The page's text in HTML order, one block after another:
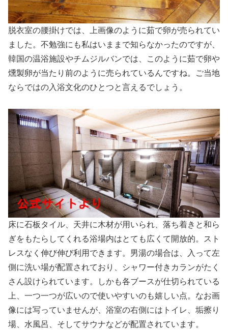
脱衣室の腰掛けでは、上画像のように茹で卵が売られてい
ました。不勉強にも私はいままで知らなかったのですが、
韓国の温浴施設やチムジルバンでは、このように茹で卵や
燻製卵が当たり前のように売られているんですね。ご当地
ならではの入浴文化のひとつと言えるでしょう。
床に石板タイル、天井に木材が用いられ、落ち着きと和ら
ぎをもたらしてくれる浴場内はとても広くて開放的。スト
レスなく伸び伸び利用できます。男湯の場合は、入って左
側に洗い場が配置されており、シャワー付きカランがたく
さん設けられています。しかも各ブースが仕切られている
上、一つ一つが広いので使いやすいのも嬉しい点。なお画
像には写っていませんが、浴室の右側にはトイレ、垢擦り
場、水風呂、そしてサウナなどが配置されています。